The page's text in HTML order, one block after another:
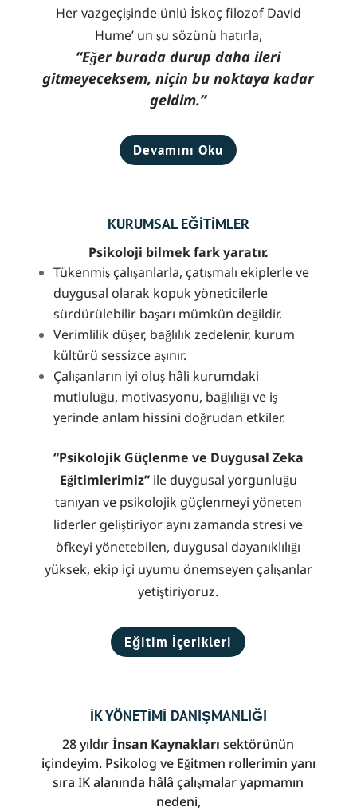
Her vazgeçişinde ünlü İskoç filozof David
Hume’ un şu sözünü hatırla,
“Eğer burada durup daha ileri
gitmeyeceksem, niçin bu noktaya kadar
geldim.”
Devamını Oku
KURUMSAL EĞİTİMLER
Psikoloji bilmek fark yaratır.
Tükenmiş çalışanlarla, çatışmalı ekiplerle ve
duygusal olarak kopuk yöneticilerle
sürdürülebilir başarı mümkün değildir.
Verimlilik düşer, bağlılık zedelenir, kurum
kültürü sessizce aşınır.
Çalışanların iyi oluş hâli kurumdaki
mutluluğu, motivasyonu, bağlılığı ve iş
yerinde anlam hissini doğrudan etkiler.
“Psikolojik Güçlenme ve Duygusal Zeka
Eğitimlerimiz”ile duygusal yorgunluğu
tanıyan ve psikolojik güçlenmeyi yöneten
liderler geliştiriyor aynı zamanda stresi ve
öfkeyi yönetebilen, duygusal dayanıklılığı
yüksek, ekip içi uyumu önemseyen çalışanlar
yetiştiriyoruz.
Eğitim İçerikleri
İK YÖNETİMİ DANIŞMANLIĞI
28 yıldırİnsan Kaynakları sektörünün
içindeyim. Psikolog ve Eğitmen rollerimin yanı
sıra İK alanında hâlâ çalışmalar yapmamın
nedeni,